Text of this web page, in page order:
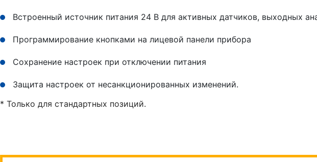
Встроенный источник питания 24 В для активных датчиков, выходных
Программирование кнопками на лицевой панели прибора
Сохранение настроек при отключении питания
Защита настроек от несанкционированных изменений.
* Только для стандартных позиций.